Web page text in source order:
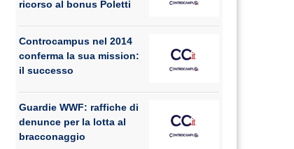
ricorso al bonus Poletti
Controcampus nel 2014
conferma la sua mission:
il successo
Guardie WWF: raffiche di
denunce per la lotta al
bracconaggio